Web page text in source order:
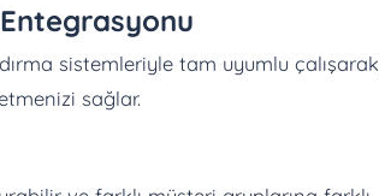
sistemleriyle tam uyumlu çalışarak,
sağlar.